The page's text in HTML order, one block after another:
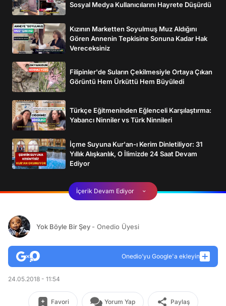
Sosyal Medya Kullanıcılarını Hayrete Düşürdü
Kızının Marketten Soyulmuş Muz Aldığını
Gören Annenin Tepkisine Sonuna Kadar Hak
Vereceksiniz
Filipinler'de Suların Çekilmesiyle Ortaya Çıkan
Görüntü Hem Ürküttü Hem Büyüledi
Türkçe Eğitmeninden Eğlenceli Karşılaştırma:
Yabancı Ninniler vs Türk Ninnileri
İçme Suyuna Kur'an-ı Kerim Dinletiliyor: 31
Yıllık Alışkanlık, O İlimizde 24 Saat Devam
Ediyor
İçerik Devam Ediyor
Yok Böyle Bir Şey - Onedio Üyesi
Onedio’yu Google'a ekleyin
24.05.2018 - 11:54
Favori Yorum Yap Paylaş